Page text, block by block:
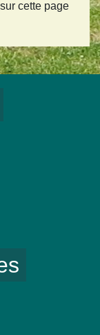
cette page